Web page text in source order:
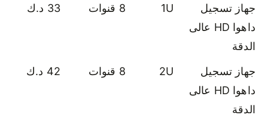
جهاز تسجيل
داهوا HD عالى
الدقة
1U 8 قنوات 33 د.ك
جهاز تسجيل
داهوا HD عالى
الدقة
2U 8 قنوات 42 د.ك